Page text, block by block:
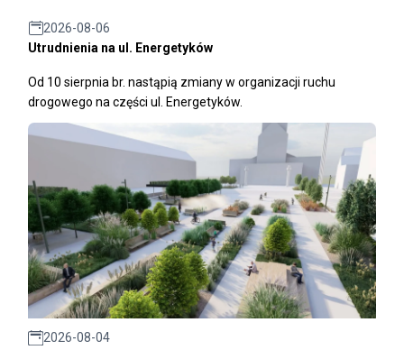
2026-08-06
Utrudnienia na ul. Energetyków
Od 10 sierpnia br. nastąpią zmiany w organizacji ruchu
drogowego na części ul. Energetyków.
2026-08-04